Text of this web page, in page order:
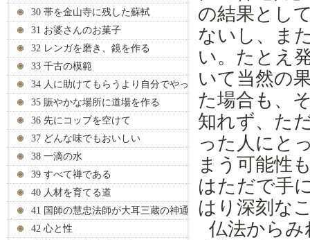
30 帯を金山寺に残した蘇軾
31 お婆さんのお菓子
32 レンガを磨き、鏡を作る
33 千古の模範
34 人に助けてもらうより自分でやっ
35 賑やかな場所に道場を作る
36 先にコップを空けて
37 どんな味でもおいしい
38 一滴の水
39 すべて禅である
40 人材を育てる道
41 国師の慧忠法師が大耳三蔵の神通
力を見抜く42 心と性
の結果とし
ないし、ま
い。たとえ
いて当然の
た場合 も 、
知れず、た
った人にと
まう 可能性
はただで手
はり 深刻な
仏法から み